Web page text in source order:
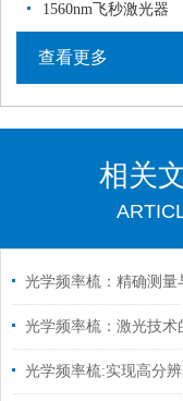
1560nm飞秒激光器
查看更多
相关